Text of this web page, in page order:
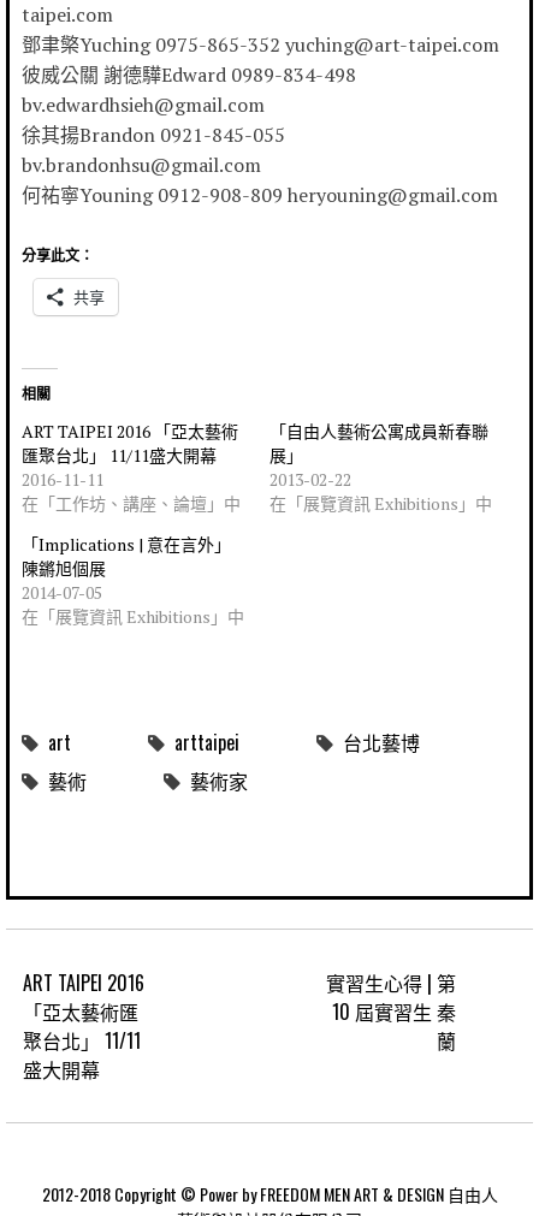
taipei.com
鄧聿檠Yuching 0975-865-352 yuching@art-taipei.com
彼威公關 謝德驊Edward 0989-834-498
bv.edwardhsieh@gmail.com
徐其揚Brandon 0921-845-055
bv.brandonhsu@gmail.com
何祐寧Youning 0912-908-809 heryouning@gmail.com
分享此文：
共享
相關
ART TAIPEI 2016 「亞太藝術
匯聚台北」 11/11盛大開幕
2016-11-11
在「工作坊、講座、論壇」中
「自由人藝術公寓成員新春聯
展」
2013-02-22
在「展覽資訊 Exhibitions」中
「Implications | 意在言外」
陳鏘旭個展
2014-07-05
在「展覽資訊 Exhibitions」中
art arttaipei
台北藝博
藝術
藝術家
ART TAIPEI 2016
「亞太藝術匯
聚台北」 11/11
盛大開幕
實習生心得 | 第
10 屆實習生 秦
蘭
2012-2018 Copyright © Power by FREEDOM MEN ART & DESIGN 自由人